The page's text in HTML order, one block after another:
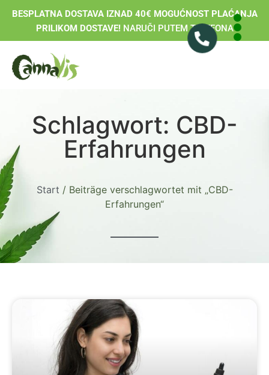
BESPLATNA DOSTAVA IZNAD 40€ MOGUĆNOST PLAĆANJA
PRILIKOM DOSTAVE!NARUČI PUTEM TELEFONA
Schlagwort: CBD-
Erfahrungen
Start / Beiträge verschlagwortet mit „CBD-
Erfahrungen“